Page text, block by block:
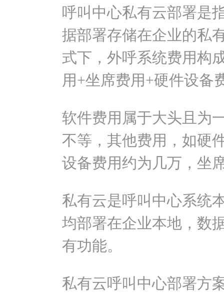
呼叫中心私有云部署是
据部署存储在企业的私
式下，外呼系统费用构
用+坐席费用+硬件设备
软件费用属于大头且为
不等，其他费用，如硬
设备费用约为几万，坐
私有云是呼叫中心系统
均部署在企业本地，数
有功能。
私有云呼叫中心部署方